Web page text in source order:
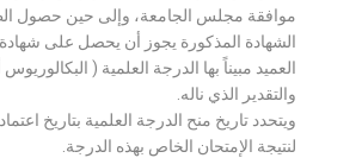
موافقة مجلس الجامعة، وإلى حين حصول
الشهادة المذكورة يجوز أن يحصل على شهادة
العميد مبيناً بها الدرجة العلمية (
والتقدير الذي ناله.
ويتحدد تاريخ منح الدرجة العلمية بتاريخ
لنتيجة الإمتحان الخاص بهذه الدرجة.